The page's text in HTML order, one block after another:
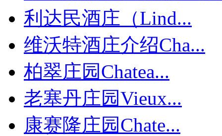
利达民酒庄（Lind...
维沃特酒庄介绍Cha...
柏翠庄园Chatea...
老塞丹庄园Vieux...
康赛隆庄园Chate...